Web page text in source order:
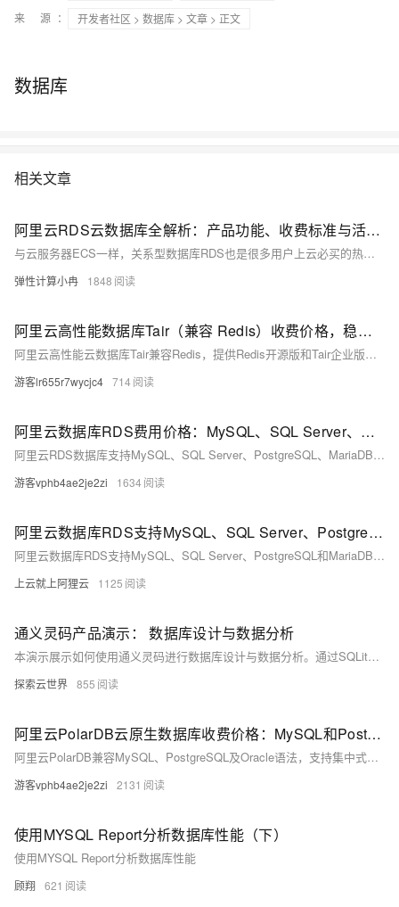
来 源： 开发者社区 > 数据库 > 文章 > 正文
数据库
相关文章
阿里云RDS云数据库全解析：产品功能、收费标准与活动参考
与云服务器ECS一样，关系型数据库RDS也是很多用户上云必买的热门云产品之一，阿里云的云数据库RDS主要包含RDS MySQL、RDS SQL Server、RDS PostgreSQL、RDS MariaDB等几个关系型数据库，并且提供了容灾、备份、恢复、监控、迁移等方面的全套解决方案，帮助您解决数据库运维的烦恼。本文为大家介绍阿里云的云数据库 RDS主要产品及计费方式、收费标准以及活动等相关情况，以供参考。
弹性计算小冉 1848
阿里云高性能数据库Tair（兼容 Redis）收费价格，稳定可靠成本低
阿里云高性能云数据库Tair兼容Redis，提供Redis开源版和Tair企业版，支持多种存储介质与灵活扩展，适用于高并发场景。Tair具备亚毫秒级稳定延迟，保障业务连续性。价格方面，Redis开源版年费从72元起，Tair企业版年费从1224元起，具体费用根据配置不同有所变化。
游客lr655r7wycjc4 714
阿里云数据库RDS费用价格：MySQL、SQL Server、PostgreSQL和MariaDB引擎收费标准
阿里云RDS数据库支持MySQL、SQL Server、PostgreSQL、MariaDB，多种引擎优惠上线！MySQL倚天版88元/年，SQL Server 2核4G仅299元/年，PostgreSQL 227元/年起。高可用、可弹性伸缩，安全稳定。详情见官网活动页。
游客vphb4ae2je2zi 1634
阿里云数据库RDS支持MySQL、SQL Server、PostgreSQL和MariaDB引擎
阿里云数据库RDS支持MySQL、SQL Server、PostgreSQL和MariaDB引擎，提供高性价比、稳定安全的云数据库服务，适用于多种行业与业务场景。
上云就上阿狸云 1125
通义灵码产品演示： 数据库设计与数据分析
本演示展示如何使用通义灵码进行数据库设计与数据分析。通过SQLite构建电商订单表，利用AI生成表结构、插入样本数据，并完成多维度数据分析及可视化图表展示，体现AI在数据库操作中的高效能力。
探索云世界 855
阿里云PolarDB云原生数据库收费价格：MySQL和PostgreSQL详细介绍
阿里云PolarDB兼容MySQL、PostgreSQL及Oracle语法，支持集中式与分布式架构。标准版2核4G年费1116元起，企业版最高性能达4核16G，支持HTAP与多级高可用，广泛应用于金融、政务、互联网等领域，TCO成本降低50%。
游客vphb4ae2je2zi 2131
使用MYSQL Report分析数据库性能（下）
使用MYSQL Report分析数据库性能
顾翔 621